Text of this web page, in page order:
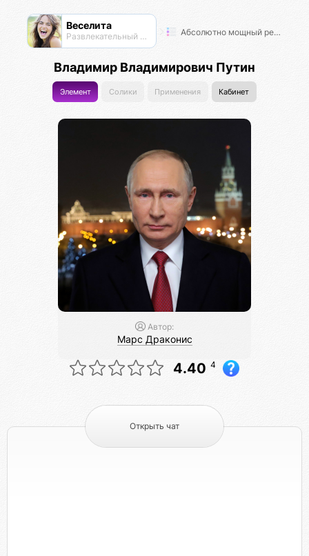
Веселита
Развлекательный нексус Абсолютно мощный рейтинг
Владимир Владимирович Путин
Элемент Солики Применения Кабинет
Автор:
Марс Драконис
4.40 4
Открыть чат